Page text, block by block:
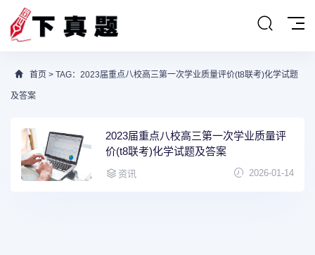
首页 > TAG：2023届重点八校高三第一次学业质量评价(t8联考)化学试题
及答案
2023届重点八校高三第一次学业质量评
价(t8联考)化学试题及答案
资讯 2026-01-14